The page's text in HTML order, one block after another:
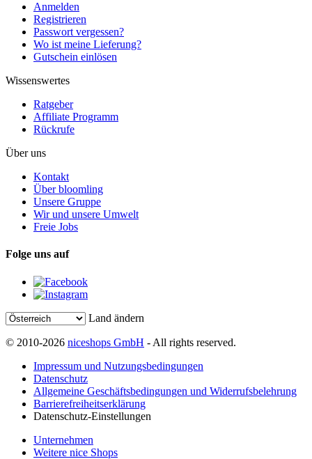
Anmelden
Registrieren
Passwort vergessen?
Wo ist meine Lieferung?
Gutschein einlösen
Wissenswertes
Ratgeber
Affiliate Programm
Rückrufe
Über uns
Kontakt
Über bloomling
Unsere Gruppe
Wir und unsere Umwelt
Freie Jobs
Folge uns auf
Land ändern
© 2010-2026 niceshops GmbH - All rights reserved.
Impressum und Nutzungsbedingungen
Datenschutz
Allgemeine Geschäftsbedingungen und Widerrufsbelehrung
Barrierefreiheitserklärung
Datenschutz-Einstellungen
Unternehmen
Weitere nice Shops